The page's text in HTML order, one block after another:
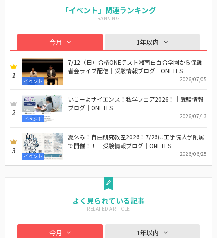
「イベント」関連ランキング
今月 1年以内
1
イベント
7/12（日）合格ONEテスト湘南白百合学園から保護
者会ライブ配信｜受験情報ブログ｜ONETES
2026/07/05
2
イベント
いこーよサイエンス！私学フェア2026！｜受験情報
ブログ｜ONETES
2026/07/13
3
イベント
夏休み！自由研究教室2026！7/26に工学院大学附属
で開催！！｜受験情報ブログ｜ONETES
2026/06/25
よく見られている記事
今月 1年以内